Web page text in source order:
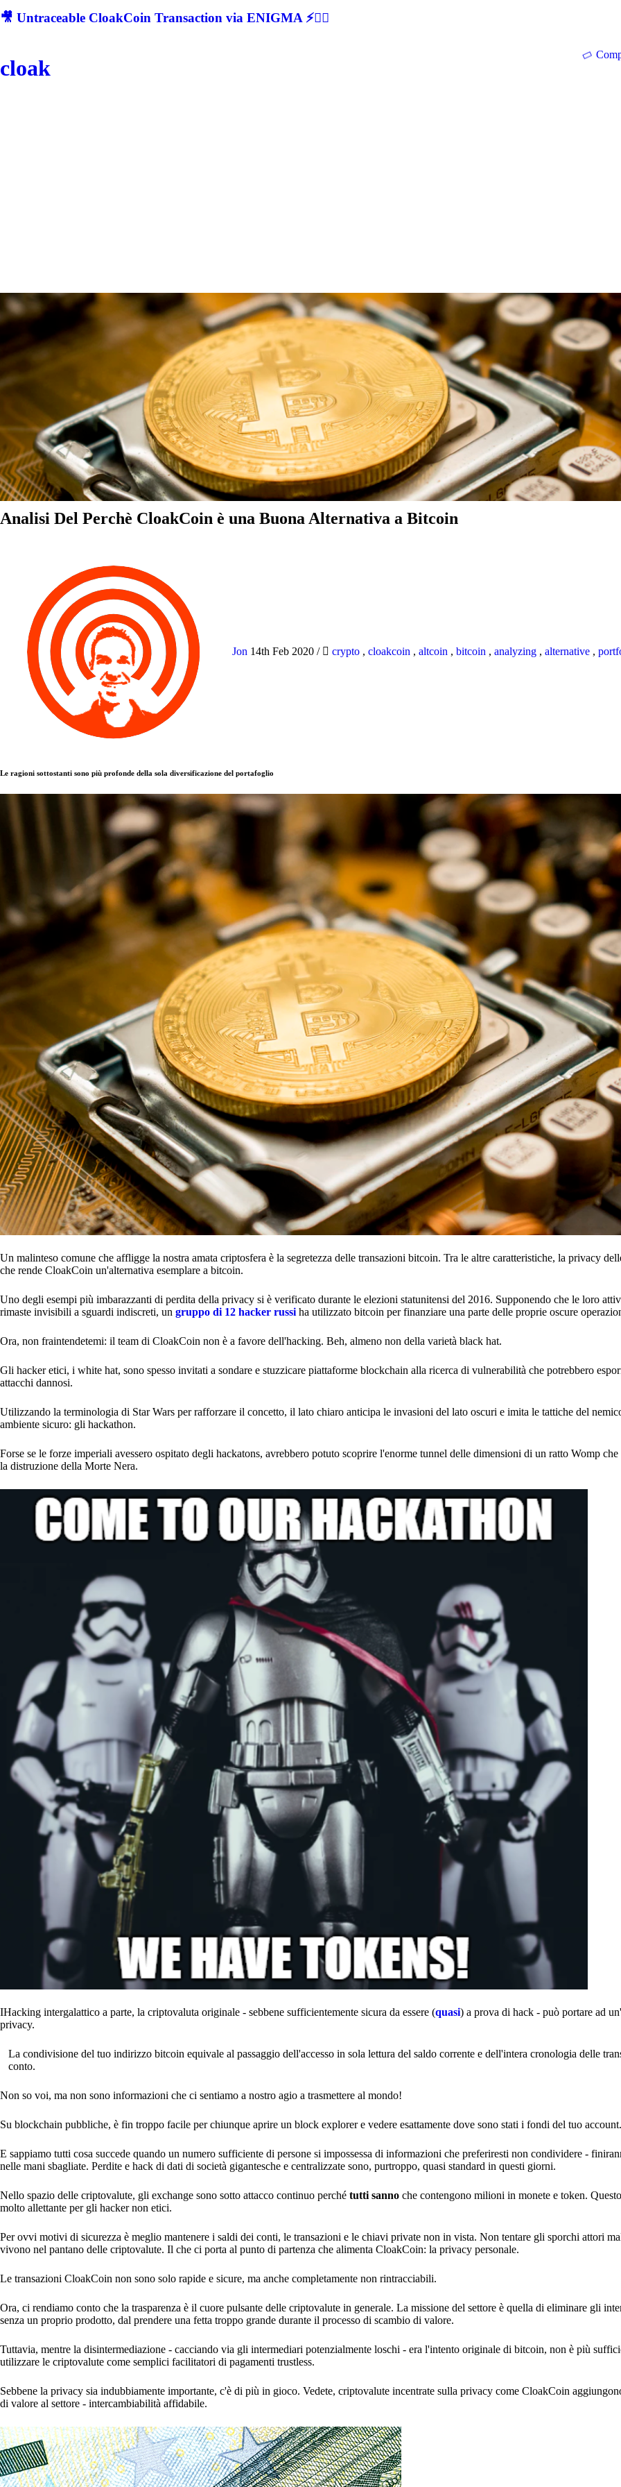
🎥 Untraceable CloakCoin Transaction via ENIGMA ⚡🕵‍♂
cloak
Analisi Del Perchè CloakCoin è una Buona Alternativa a Bitcoin
Jon 14th Feb 2020 / crypto , cloakcoin , altcoin , bitcoin , analyzing , alternative ,
Le ragioni sottostanti sono più profonde della sola diversificazione del portafoglio
Un malinteso comune che affligge la nostra amata criptosfera è la segretezza delle transazioni bitcoin. Tra le altre caratteristiche, la privacy
che rende CloakCoin un'alternativa esemplare a bitcoin.
Uno degli esempi più imbarazzanti di perdita della privacy si è verificato durante le elezioni statunitensi del 2016. Supponendo che le loro
rimaste invisibili a sguardi indiscreti, un gruppo di 12 hacker russi ha utilizzato bitcoin per finanziare una parte delle proprie oscure
Ora, non fraintendetemi: il team di CloakCoin non è a favore dell'hacking. Beh, almeno non della varietà black hat.
Gli hacker etici, i white hat, sono spesso invitati a sondare e stuzzicare piattaforme blockchain alla ricerca di vulnerabilità che potrebbero
attacchi dannosi.
Utilizzando la terminologia di Star Wars per rafforzare il concetto, il lato chiaro anticipa le invasioni del lato oscuri e imita le tattiche del
ambiente sicuro: gli hackathon.
Forse se le forze imperiali avessero ospitato degli hackatons, avrebbero potuto scoprire l'enorme tunnel delle dimensioni di un ratto Womp che
la distruzione della Morte Nera.
IHacking intergalattico a parte, la criptovaluta originale - sebbene sufficientemente sicura da essere (quasi) a prova di hack - può portare ad
privacy.
La condivisione del tuo indirizzo bitcoin equivale al passaggio dell'accesso in sola lettura del saldo corrente e dell'intera cronologia delle
conto.
Non so voi, ma non sono informazioni che ci sentiamo a nostro agio a trasmettere al mondo!
Su blockchain pubbliche, è fin troppo facile per chiunque aprire un block explorer e vedere esattamente dove sono stati i fondi del tuo account.
E sappiamo tutti cosa succede quando un numero sufficiente di persone si impossessa di informazioni che preferiresti non condividere -
nelle mani sbagliate. Perdite e hack di dati di società gigantesche e centralizzate sono, purtroppo, quasi standard in questi giorni.
Nello spazio delle criptovalute, gli exchange sono sotto attacco continuo perché tutti sanno che contengono milioni in monete e token.
molto allettante per gli hacker non etici.
Per ovvi motivi di sicurezza è meglio mantenere i saldi dei conti, le transazioni e le chiavi private non in vista. Non tentare gli sporchi attori
vivono nel pantano delle criptovalute. Il che ci porta al punto di partenza che alimenta CloakCoin: la privacy personale.
Le transazioni CloakCoin non sono solo rapide e sicure, ma anche completamente non rintracciabili.
Ora, ci rendiamo conto che la trasparenza è il cuore pulsante delle criptovalute in generale. La missione del settore è quella di eliminare gli
senza un proprio prodotto, dal prendere una fetta troppo grande durante il processo di scambio di valore.
Tuttavia, mentre la disintermediazione - cacciando via gli intermediari potenzialmente loschi - era l'intento originale di bitcoin, non è più
utilizzare le criptovalute come semplici facilitatori di pagamenti trustless.
Sebbene la privacy sia indubbiamente importante, c'è di più in gioco. Vedete, criptovalute incentrate sulla privacy come CloakCoin
di valore al settore - intercambiabilità affidabile.